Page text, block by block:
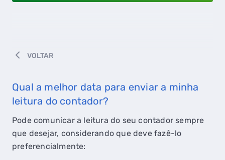
VOLTAR
Qual a melhor data para enviar a minha
leitura do contador?
Pode comunicar a leitura do seu contador sempre
que desejar, considerando que deve fazê-lo
preferencialmente: